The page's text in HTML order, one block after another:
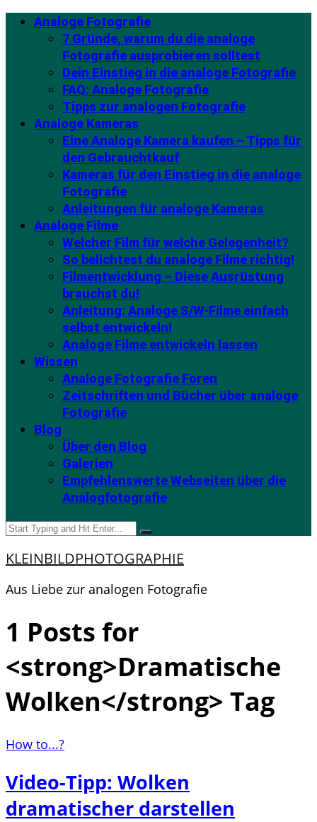
Analoge Fotografie
7 Gründe, warum du die analoge
Fotografie ausprobieren solltest
Dein Einstieg in die analoge Fotografie
FAQ: Analoge Fotografie
Tipps zur analogen Fotografie
Analoge Kameras
Eine Analoge Kamera kaufen – Tipps für
den Gebrauchtkauf
Kameras für den Einstieg in die analoge
Fotografie
Anleitungen für analoge Kameras
Analoge Filme
Welcher Film für welche Gelegenheit?
So belichtest du analoge Filme richtig!
Filmentwicklung – Diese Ausrüstung
brauchst du!
Anleitung: Analoge S/W-Filme einfach
selbst entwickeln!
Analoge Filme entwickeln lassen
Wissen
Analoge Fotografie Foren
Zeitschriften und Bücher über analoge
Fotografie
Blog
Über den Blog
Galerien
Empfehlenswerte Webseiten über die
Analogfotografie
KLEINBILDPHOTOGRAPHIE
Aus Liebe zur analogen Fotografie
1 Posts for
<strong>Dramatische
Wolken</strong> Tag
How to...?
Video-Tipp: Wolken
dramatischer darstellen